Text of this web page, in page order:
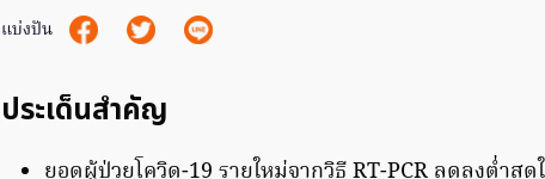
แบ่งปัน
ประเด็นสำคัญ